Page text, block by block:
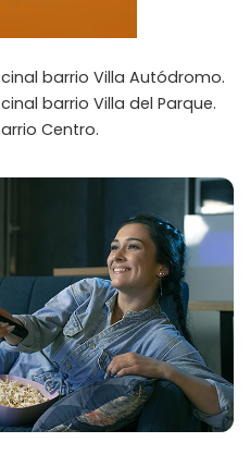
barrio Villa Autódromo.
barrio Villa del Parque.
Centro.